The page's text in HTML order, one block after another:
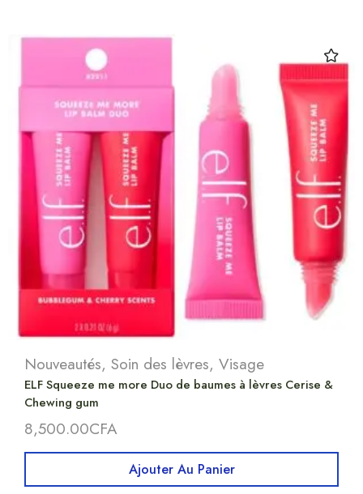
Nouveautés, Soin des lèvres, Visage
ELF Squeeze me more Duo de baumes à lèvres Cerise &
Chewing gum
8,500.00CFA
Ajouter Au Panier